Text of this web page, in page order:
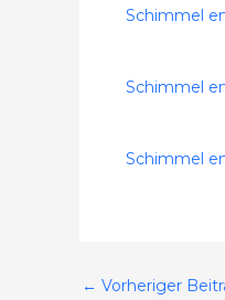
Schimmel
Schimmel
Schimmel
← Vorheriger